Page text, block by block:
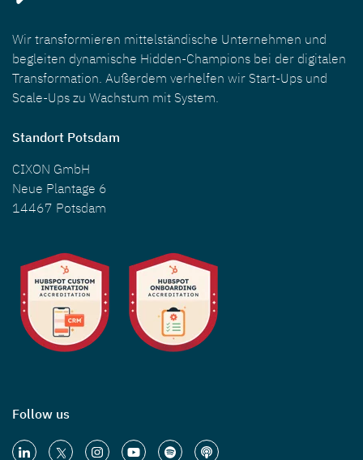
Wir transformieren mittelständische Unternehmen und
begleiten dynamische Hidden-Champions bei der digitalen
Transformation. Außerdem verhelfen wir Start-Ups und
Scale-Ups zu Wachstum mit System.
Standort Potsdam
CIXON GmbH
Neue Plantage 6
14467 Potsdam
Follow us